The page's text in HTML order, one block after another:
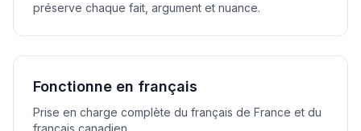
préserve chaque fait, argument et nuance.
Fonctionne en français
Prise en charge complète du français de France et du
français canadien.